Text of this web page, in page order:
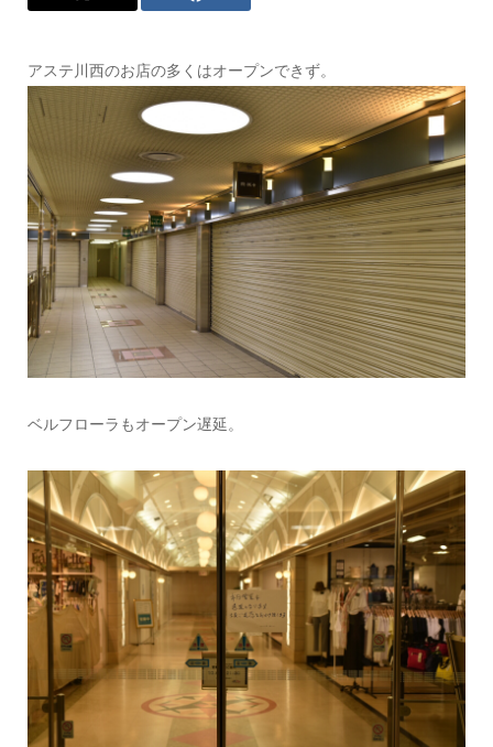
アステ川西のお店の多くはオープンできず。
ベルフローラもオープン遅延。